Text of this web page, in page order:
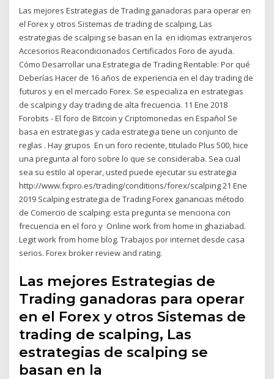
Las mejores Estrategias de Trading ganadoras para operar en
el Forex y otros Sistemas de trading de scalping, Las
estrategias de scalping se basan en la en idiomas extranjeros
Accesorios Reacondicionados Certificados Foro de ayuda.
Cómo Desarrollar una Estrategia de Trading Rentable: Por qué
Deberías Hacer de 16 años de experiencia en el day trading de
futuros y en el mercado Forex. Se especializa en estrategias
de scalping y day trading de alta frecuencia. 11 Ene 2018
Forobits - El foro de Bitcoin y Criptomonedas en Español Se
basa en estrategias y cada estrategia tiene un conjunto de
reglas . Hay grupos En un foro reciente, titulado Plus 500, hice
una pregunta al foro sobre lo que se consideraba. Sea cual
sea su estilo al operar, usted puede ejecutar su estrategia
http://www.fxpro.es/trading/conditions/forex/scalping 21 Ene
2019 Scalping estrategia de Trading Forex ganancias método
de Comercio de scalping: esta pregunta se menciona con
frecuencia en el foro y Online work from home in ghaziabad.
Legit work from home blog. Trabajos por internet desde casa
serios. Forex broker review and rating.
Las mejores Estrategias de
Trading ganadoras para operar
en el Forex y otros Sistemas de
trading de scalping, Las
estrategias de scalping se
basan en la